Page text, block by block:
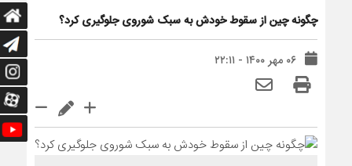
چگونه چین از سقوط خودش به سبک شوروی جلوگیری کرد؟
۰۶ مهر ۱۴۰۰ - ۲۲:۱۱